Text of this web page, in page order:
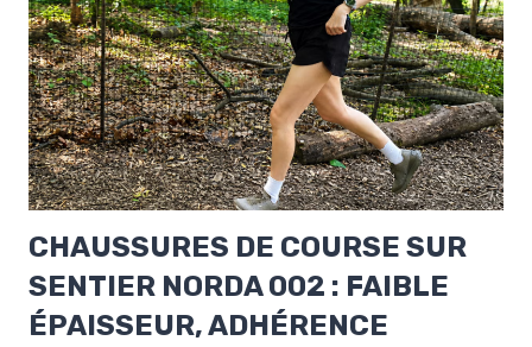
CHAUSSURES DE COURSE SUR
SENTIER NORDA 002 : FAIBLE
ÉPAISSEUR, ADHÉRENCE